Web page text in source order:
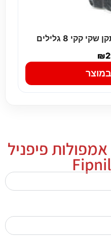
קקי 8 גלילים
₪
פיפניל